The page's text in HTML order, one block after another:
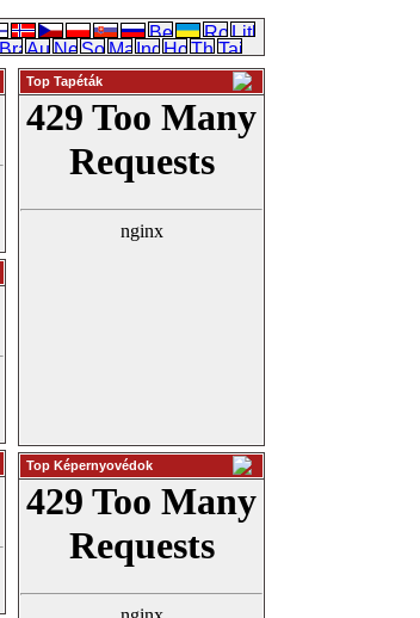
Top Tapéták
Top Képernyovédok